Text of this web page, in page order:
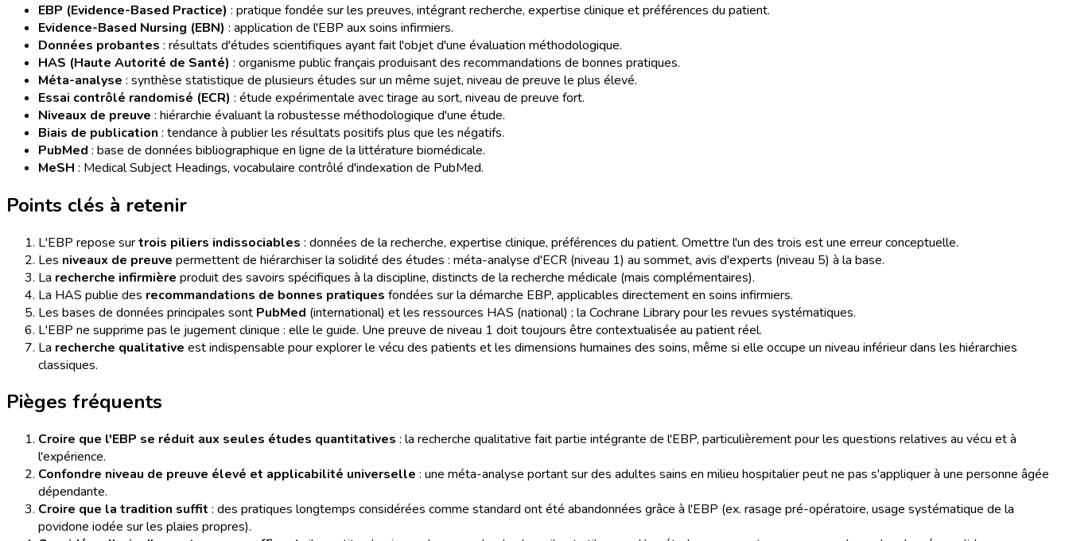
EBP (Evidence-Based Practice) : pratique fondée sur les preuves, intégrant recherche, expertise clinique et préférences du patient.
Evidence-Based Nursing (EBN) : application de l'EBP aux soins infirmiers.
Données probantes : résultats d'études scientifiques ayant fait l'objet d'une évaluation méthodologique.
HAS (Haute Autorité de Santé) : organisme public français produisant des recommandations de bonnes pratiques.
Méta-analyse : synthèse statistique de plusieurs études sur un même sujet, niveau de preuve le plus élevé.
Essai contrôlé randomisé (ECR) : étude expérimentale avec tirage au sort, niveau de preuve fort.
Niveaux de preuve : hiérarchie évaluant la robustesse méthodologique d'une étude.
Biais de publication : tendance à publier les résultats positifs plus que les négatifs.
PubMed : base de données bibliographique en ligne de la littérature biomédicale.
MeSH : Medical Subject Headings, vocabulaire contrôlé d'indexation de PubMed.
Points clés à retenir
L'EBP repose surtrois piliers indissociables : données de la recherche, expertise clinique, préférences du patient. Omettre l'un des trois est une erreur conceptuelle.
Les niveaux de preuve permettent de hiérarchiser la solidité des études : méta-analyse d'ECR (niveau 1) au sommet, avis d'experts (niveau 5) à la base.
La recherche infirmière produit des savoirs spécifiques à la discipline, distincts de la recherche médicale (mais complémentaires).
La HAS publie des recommandations de bonnes pratiques fondées sur la démarche EBP, applicables directement en soins infirmiers.
Les bases de données principales sont PubMed (international) et les ressources HAS (national) ; la Cochrane Library pour les revues systématiques.
L'EBP ne supprime pas le jugement clinique : elle le guide. Une preuve de niveau 1 doit toujours être contextualisée au patient réel.
La recherche qualitative est indispensable pour explorer le vécu des patients et les dimensions humaines des soins, même si elle occupe un niveau inférieur dans les hiérarchies
classiques.
Pièges fréquents
Croire que l'EBP se réduit aux seules études quantitatives : la recherche qualitative fait partie intégrante de l'EBP, particulièrement pour les questions relatives au vécu et à
l'expérience.
Confondre niveau de preuve élevé et applicabilité universelle : une méta-analyse portant sur des adultes sains en milieu hospitalier peut ne pas s'appliquer à une personne âgée
dépendante.
Croire que la tradition suffit : des pratiques longtemps considérées comme standard ont été abandonnées grâce à l'EBP (ex. rasage pré-opératoire, usage systématique de la
povidone iodée sur les plaies propres).